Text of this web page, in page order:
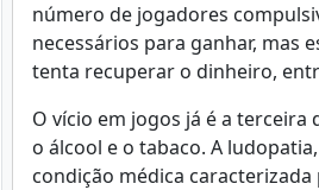
número de jogadores
necessários para ganhar, mas
tenta recuperar o dinheiro,
O vício em jogos já é a
o álcool e o tabaco. A
condição médica